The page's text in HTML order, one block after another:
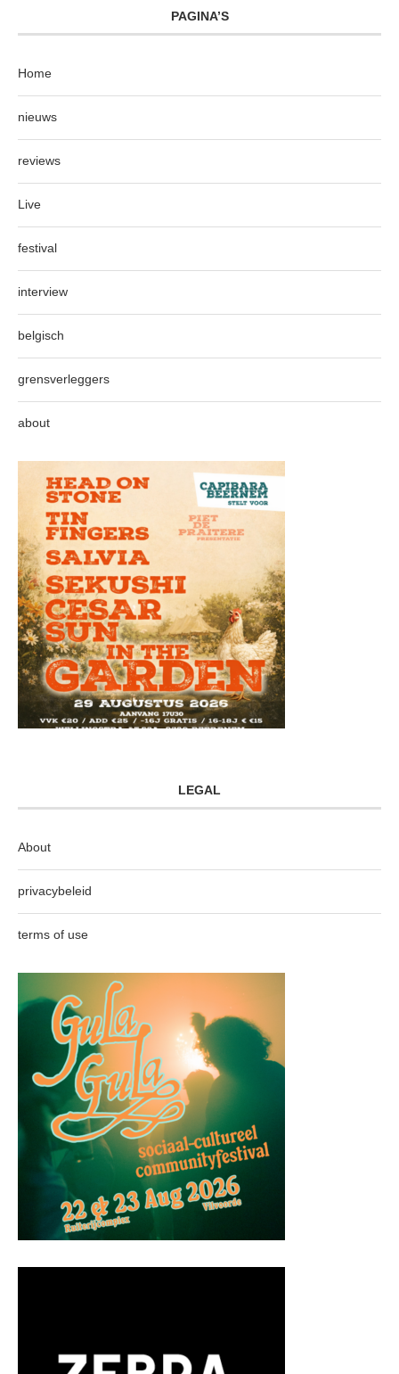
PAGINA’S
Home
nieuws
reviews
Live
festival
interview
belgisch
grensverleggers
about
LEGAL
About
privacybeleid
terms of use